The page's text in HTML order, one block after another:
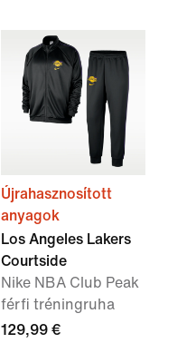
Újrahasznosított
anyagok
Los Angeles Lakers
Courtside
Nike NBA Club Peak
férfi tréningruha
129,99 €